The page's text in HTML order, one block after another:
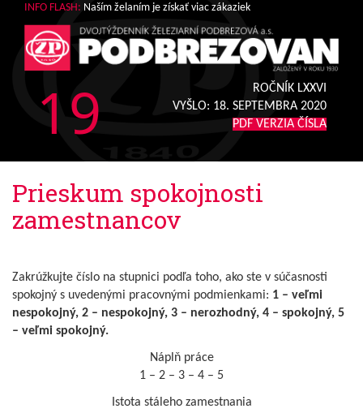
INFO FLASH: Naším želaním je získať viac zákaziek
19
ROČNÍK LXXVI
VYŠLO: 18. SEPTEMBRA 2020
PDF VERZIA ČÍSLA
Prieskum spokojnosti
zamestnancov
Zakrúžkujte číslo na stupnici podľa toho, ako ste v súčasnosti
spokojný s uvedenými pracovnými podmienkami: 1 – veľmi
nespokojný, 2 – nespokojný, 3 – nerozhodný, 4 – spokojný, 5
– veľmi spokojný.
Náplň práce
1 – 2 – 3 – 4 – 5
Istota stáleho zamestnania